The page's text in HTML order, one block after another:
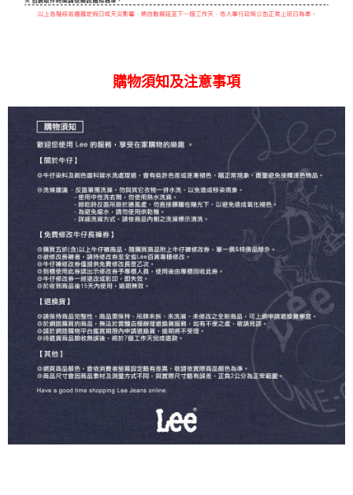
購物須知及注意事項